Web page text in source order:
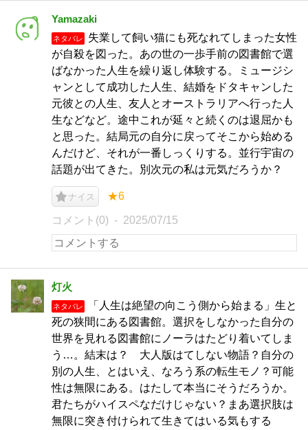
Yamazaki
ネタバレ
失業して飼い猫にも死なれてしまった女性
が自殺を図った。あの世の一歩手前の図書館で選
ばなかった人生を繰り返し体験する。ミュージシ
ャンとして成功した人生、結婚をドタキャンした
元彼との人生、友人とオーストラリアへ行った人
生などなど。途中これが延々と続くのは退屈かも
と思った。結局元の自分に戻ってそこから始める
んだけど、それが一番しっくりする。並行宇宙の
話題が出てきた。別次元の私は元気だろうか？
ナイス ★6
コメント(0) 2025/07/15
灯火
ネタバレ
「人生は絶望の向こう側から始まる」生と
死の狭間にある図書館。選択をしなかった自分の
世界を見れる図書館にノーラはたどり着いてしま
う…。結末は？ 大人版はてしない物語？自分の
別の人生、とはいえ、なろう系の転生モノ？可能
性は無限にある。はたして本当にそうだろうか。
君たちがハイスペなだけじゃない？まあ選択肢は
無限に突き付けられて生きてはいる気もする